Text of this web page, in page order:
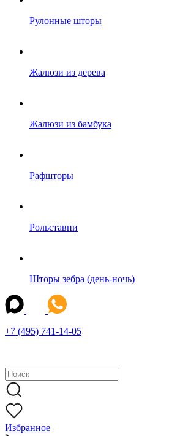
Рулонные шторы
Жалюзи из дерева
Жалюзи из бамбука
Рафшторы
Рольставни
Шторы зебра (день-ночь)
+7 (495) 741-14-05
Избранное